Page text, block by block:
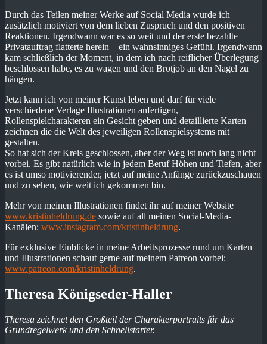
Durch das Teilen meiner Werke auf Social Media wurde ich
zusätzlich motiviert von dem lieben Zuspruch und den positiven
Reaktionen. Irgendwann war es so weit und der erste bezahlte
Privatauftrag flatterte herein – ein wahnsinniges Gefühl. Irgendwann
kam schließlich der Moment, in dem ich nach reiflicher Überlegung
beschlossen habe, es zu wagen und den Brotjob an den Nagel zu
hängen.
Jetzt kann ich von meiner Kunst leben und darf für viele
verschiedene Verlage Illustrationen anfertigen,
Rollenspielcharakteren ein Gesicht geben und detaillierte Karten
zeichnen die die Welt des jeweiligen Rollenspielsystems mit
gestalten.
So hat sich der Kreis geschlossen, aber der Weg ist noch lang nicht
vorbei. Es gibt natürlich wie in jedem Beruf Höhen und Tiefen, aber
es ist umso motivierender, jetzt auf meine Anfänge zurückzuschauen
und zu sehen, wie weit ich gekommen bin.
Mehr von meinen Illustrationen findet ihr auf meiner Website
www.kristinheldrung.de sowie auf all meinen Social-Media-
Kanälen: www.instagram.com/kristinheldrung.
Für exklusive Einblicke in meine Arbeitsprozesse rund um Karten
und Illustrationen schaut gerne auf meinem Patreon vorbei:
www.patreon.com/kristinheldrung.
Theresa Königseder-Haller
Theresa zeichnet den Großteil der Charakterportraits für das
Grundregelwerk und den Schnellstarter.